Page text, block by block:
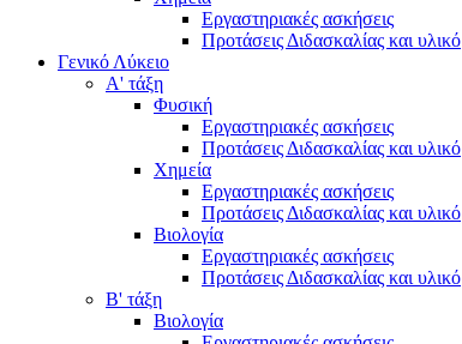
Εργαστηριακές ασκήσεις
Προτάσεις Διδασκαλίας και υλικό
Γενικό Λύκειο
Α' τάξη
Φυσική
Εργαστηριακές ασκήσεις
Προτάσεις Διδασκαλίας και υλικό
Χημεία
Εργαστηριακές ασκήσεις
Προτάσεις Διδασκαλίας και υλικό
Βιολογία
Εργαστηριακές ασκήσεις
Προτάσεις Διδασκαλίας και υλικό
Β' τάξη
Βιολογία